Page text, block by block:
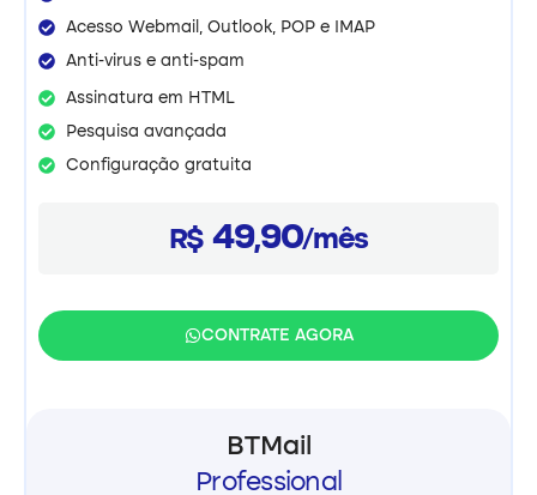
Acesso Webmail, Outlook, POP e IMAP
Anti-virus e anti-spam
Assinatura em HTML
Pesquisa avançada
Configuração gratuita
R$ 49,90/mês
CONTRATE AGORA
BTMail
Professional